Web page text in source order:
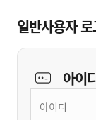
일반사용자
아이